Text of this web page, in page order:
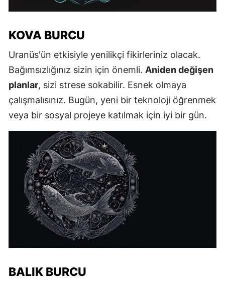
KOVA BURCU
Uranüs'ün etkisiyle yenilikçi fikirleriniz olacak.
Bağımsızlığınız sizin için önemli. Aniden değişen
planlar, sizi strese sokabilir. Esnek olmaya
çalışmalısınız. Bugün, yeni bir teknoloji öğrenmek
veya bir sosyal projeye katılmak için iyi bir gün.
BALIK BURCU